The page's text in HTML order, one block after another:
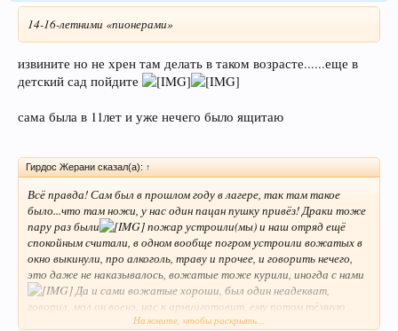
14-16-летними «пионерами»
извините но не хрен там делать в таком возрасте......еще в
детский сад пойдите
сама была в 11лет и уже нечего было ящитаю
Гирдос Жерани сказал(а): ↑
Всё правда! Сам был в прошлом году в лагере, так там такое
было...что там ножи, у нас один пацан пушку привёз! Драки тоже
пару раз были
пожар устроили(мы) и наш отряд ещё
спокойным считали, в одном вообще погром устроили вожатых в
окно выкинули, про алкоголь, траву и прочее, и говорить нечего,
это даже не наказывалось, вожатые тоже курили, иногда с нами
Да и сами вожатые хороши, был один неадекват,
говорил, мол он военэ, нас к армииготовит, ему потом тёмную
устроили и выгнали из лагеря. Меня родаки забрали, когда узнали,
Нажмите, чтобы раскрыть...